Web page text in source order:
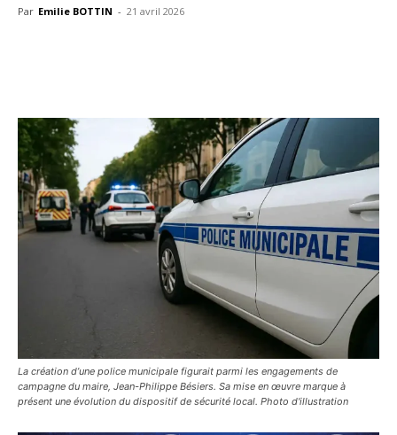
Par Emilie BOTTIN - 21 avril 2026
La création d’une police municipale figurait parmi les engagements de
campagne du maire, Jean-Philippe Bésiers. Sa mise en œuvre marque à
présent une évolution du dispositif de sécurité local. Photo d'illustration